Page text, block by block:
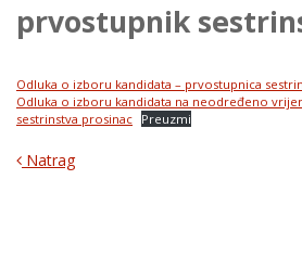
prvostupnik
Odluka o izboru kandidata – prvostupnica
Odluka o izboru kandidata na neodređeno
sestrinstva prosinac Preuzmi
Natrag